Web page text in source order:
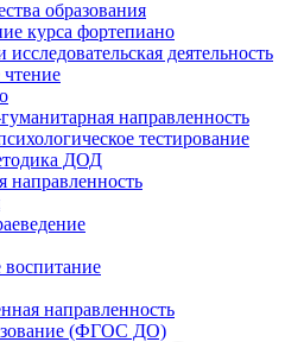
образования
курса фортепиано
деятельность
направленность
тестирование
ДОД
направленность
воспитание
направленность
(ФГОС ДО)